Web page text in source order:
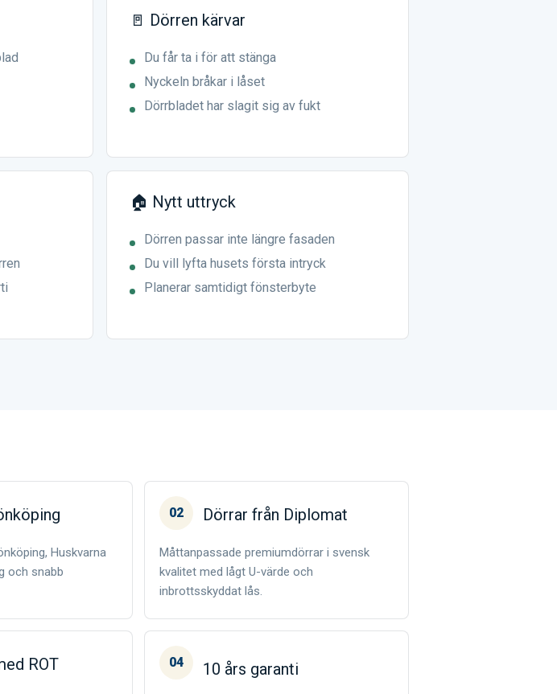
🚪 Dörren kärvar
Du får ta i för att stänga
Nyckeln bråkar i låset
Dörrbladet har slagit sig av fukt
🏠 Nytt uttryck
Dörren passar inte längre fasaden
Du vill lyfta husets första intryck
Planerar samtidigt fönsterbyte
Huskvarna
och snabb
02 Dörrar från Diplomat
Måttanpassade premiumdörrar i svensk
kvalitet med lågt U-värde och
inbrottsskyddat lås.
ROT 04 10 års garanti